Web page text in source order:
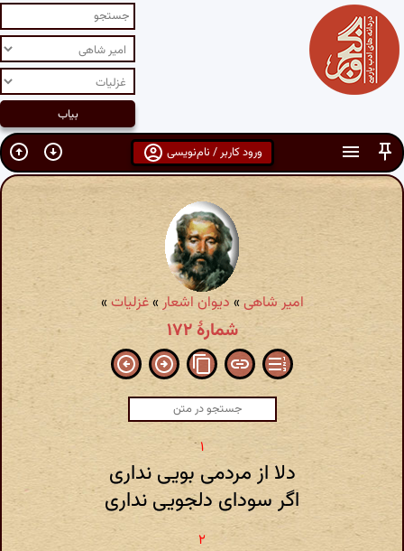
ورود کاربر / نام‌نویسی
امیر شاهی» دیوان اشعار»غزلیات»
شمارهٔ ۱۷۲
دلا از مردمی بویی نداری
اگر سودای دلجویی نداری